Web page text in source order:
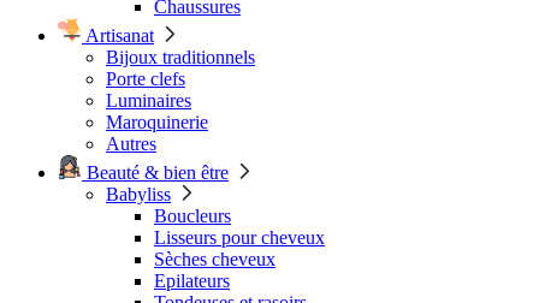
Chaussures
Artisanat
Bijoux traditionnels
Porte clefs
Luminaires
Maroquinerie
Autres
Beauté & bien être
Babyliss
Boucleurs
Lisseurs pour cheveux
Sèches cheveux
Epilateurs